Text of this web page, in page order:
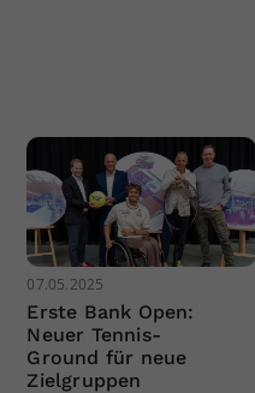
07.05.2025
Erste Bank Open:
Neuer Tennis-
Ground für neue
Zielgruppen